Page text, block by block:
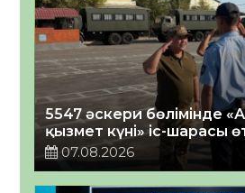
5547 әскери бөлімінде
қызмет күні» іс-шарасы
07.08.2026